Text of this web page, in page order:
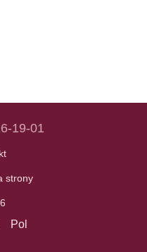
19-01
strony
Pol